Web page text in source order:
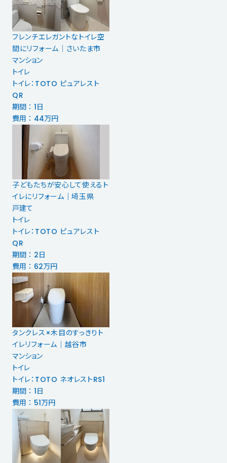
フレンチエレガントなトイレ空
間にリフォーム｜さいたま市
マンション
トイレ
トイレ：TOTO ピュアレスト
QR
期間 ： 1日
費用 ： 44万円
子どもたちが安心して使えるト
イレにリフォーム｜埼玉県
戸建て
トイレ
トイレ：TOTO ピュアレスト
QR
期間 ： 2日
費用 ： 62万円
タンクレス×木目のすっきりト
イレリフォーム｜越谷市
マンション
トイレ
トイレ：TOTO ネオレストRS1
期間 ： 1日
費用 ： 51万円